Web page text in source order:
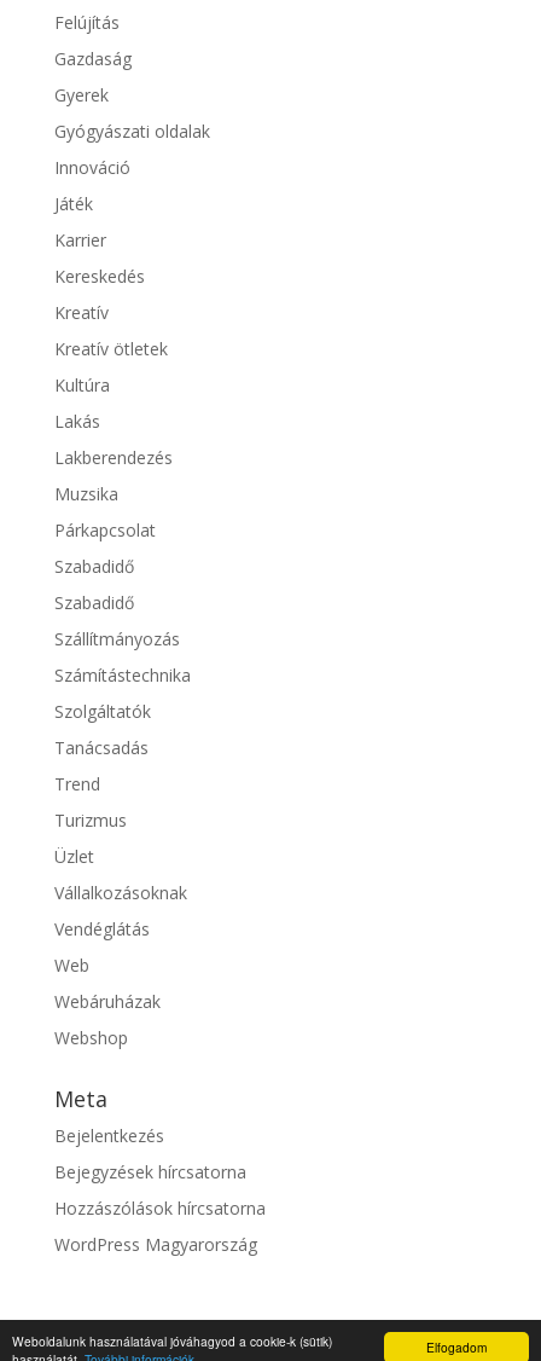
Elfogadom
Weboldalunk használatával jóváhagyod a cookie-k (sütik)
Felújítás
Gazdaság
Gyerek
Gyógyászati oldalak
Innováció
Játék
Karrier
Kereskedés
Kreatív
Kreatív ötletek
Kultúra
Lakás
Lakberendezés
Muzsika
Párkapcsolat
Szabadidő
Szabadidő
Szállítmányozás
Számítástechnika
Szolgáltatók
Tanácsadás
Trend
Turizmus
Üzlet
Vállalkozásoknak
Vendéglátás
Web
Webáruházak
Webshop
Meta
Bejelentkezés
Bejegyzések hírcsatorna
Hozzászólások hírcsatorna
WordPress Magyarország
© fixszolgaltato.hu | Impresszum